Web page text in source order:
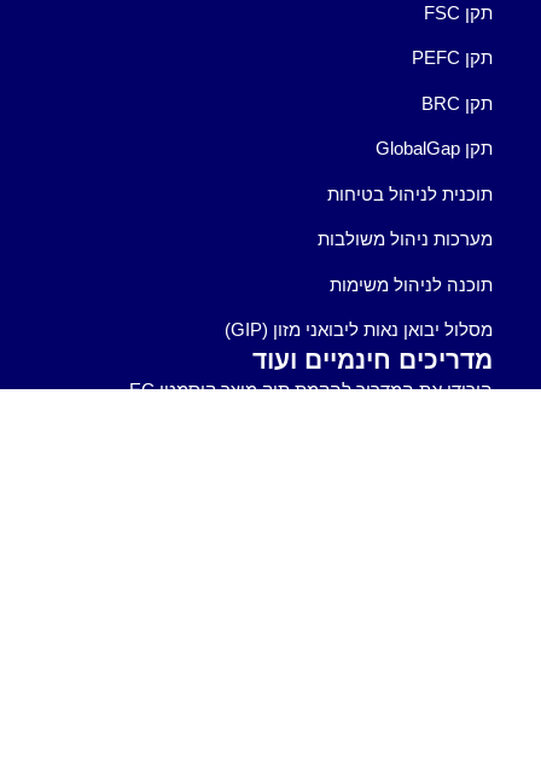
תקן FSC
תקן PEFC
תקן BRC
תקן GlobalGap
תוכנית לניהול בטיחות
מערכות ניהול משולבות
תוכנה לניהול משימות
מסלול יבואן נאות ליבואני מזון (GIP)
מדריכים חינמיים ועוד
הורידו את המדריך להקמת תיק מוצר קוסמטי EC